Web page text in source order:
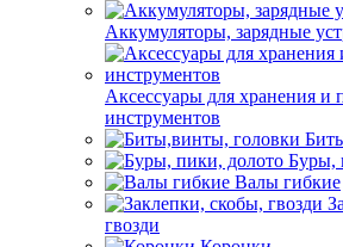
Аккумуляторы, зарядные
Аксессуары для хранения и
инструментов
Буры,
Валы гибкие
гвозди